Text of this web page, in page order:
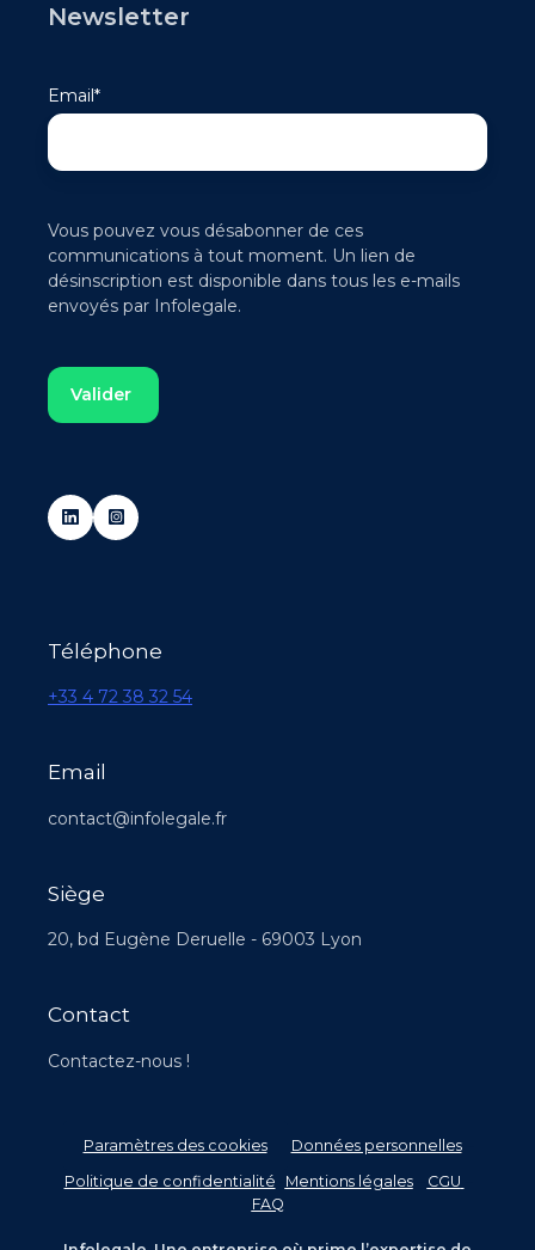
Newsletter
Email*
Vous pouvez vous désabonner de ces
communications à tout moment. Un lien de
désinscription est disponible dans tous les e-mails
envoyés par Infolegale.
Téléphone
+33 4 72 38 32 54
Email
contact@infolegale.fr
Siège
20, bd Eugène Deruelle - 69003 Lyon
Contact
Contactez-nous !
Paramètres des cookies Données personnelles
Politique de confidentialité
Mentions légales CGU
FAQ